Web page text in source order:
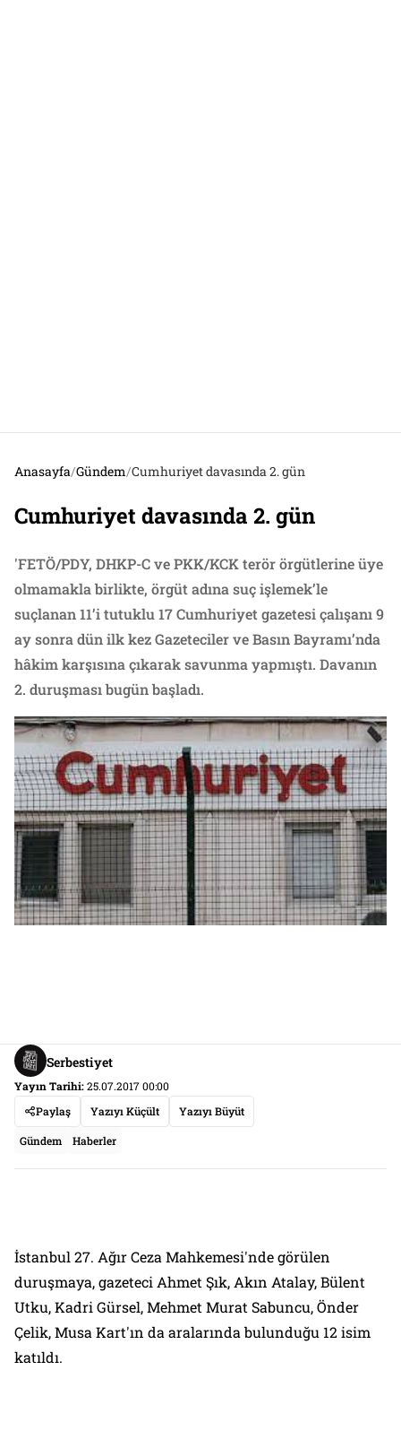
Anasayfa/Gündem/Cumhuriyet davasında 2. gün
Cumhuriyet davasında 2. gün
'FETÖ/PDY, DHKP-C ve PKK/KCK terör örgütlerine üye
olmamakla birlikte, örgüt adına suç işlemek’le
suçlanan 11’i tutuklu 17 Cumhuriyet gazetesi çalışanı 9
ay sonra dün ilk kez Gazeteciler ve Basın Bayramı’nda
hâkim karşısına çıkarak savunma yapmıştı. Davanın
2. duruşması bugün başladı.
Serbestiyet
Yayın Tarihi:25.07.2017 00:00
Paylaş
Yazıyı Küçült Yazıyı Büyüt
Gündem Haberler
İstanbul 27. Ağır Ceza Mahkemesi'nde görülen
duruşmaya, gazeteci Ahmet Şık, Akın Atalay, Bülent
Utku, Kadri Gürsel, Mehmet Murat Sabuncu, Önder
Çelik, Musa Kart'ın da aralarında bulunduğu 12 isim
katıldı.